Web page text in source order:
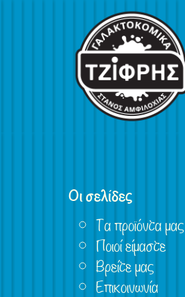
Οι σελίδες
Τα προϊόντα μας
Ποιοί είμαστε
Βρείτε μας
Επικοινωνία